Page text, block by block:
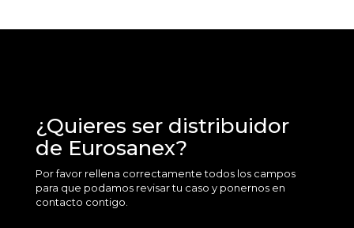
¿Quieres ser distribuidor
de Eurosanex?
Por favor rellena correctamente todos los campos
para que podamos revisar tu caso y ponernos en
contacto contigo.